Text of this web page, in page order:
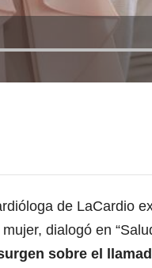
de LaCardio
dialogó en
sobre el